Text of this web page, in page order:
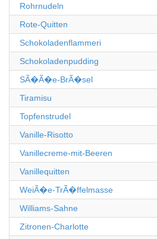
Rohrnudeln
Rote-Quitten
Schokoladenflammeri
Schokoladenpudding
SÃ�Ã�e-BrÃ�sel
Tiramisu
Topfenstrudel
Vanille-Risotto
Vanillecreme-mit-Beeren
Vanillequitten
WeiÃ�e-TrÃ�ffelmasse
Williams-Sahne
Zitronen-Charlotte